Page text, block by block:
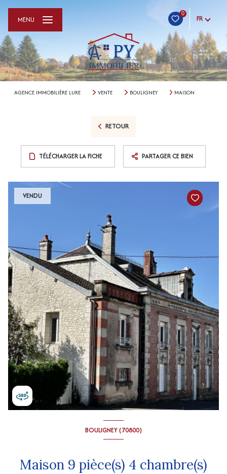
0
FR
MENU
AGENCE IMMOBILIÈRE LURE VENTE BOULIGNEY MAISON
RETOUR
TÉLÉCHARGER LA FICHE PARTAGER CE BIEN
VENDU
BOULIGNEY (70800)
Maison 9 pièce(s) 4 chambre(s)